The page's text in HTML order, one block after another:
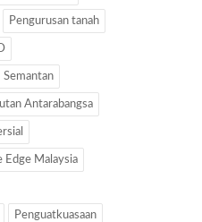
Pengurusan tanah
Semantan
Antarabangsa
Edge Malaysia
Penguatkuasaan